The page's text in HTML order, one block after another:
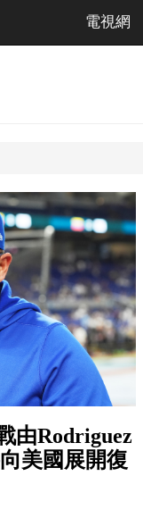
電視網
由Rodriguez
美國展開復